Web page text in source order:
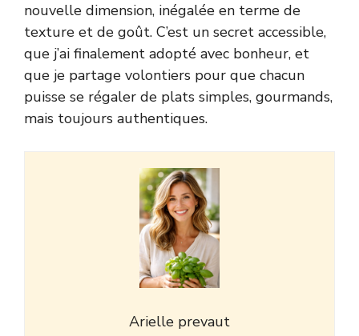
nouvelle dimension, inégalée en terme de
texture et de goût. C’est un secret accessible,
que j’ai finalement adopté avec bonheur, et
que je partage volontiers pour que chacun
puisse se régaler de plats simples, gourmands,
mais toujours authentiques.
Arielle prevaut